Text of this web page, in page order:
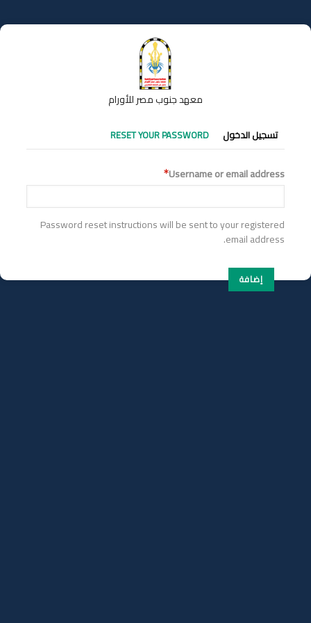
إلى
المحتوى
معهد جنوب مصر للأورام
التبويبات
الأساسية
تسجيل الدخول RESET YOUR PASSWORD
Username or email address
Password reset instructions will be sent to your registered
email address.